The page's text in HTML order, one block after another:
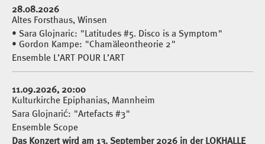
28.08.2026
Altes Forsthaus, Winsen
• Sara Glojnaric: "Latitudes #5. Disco is a Symptom"
• Gordon Kampe: "Chamäleontheorie 2"
Ensemble L’ART POUR L’ART
11.09.2026, 20:00
Kulturkirche Epiphanias, Mannheim
Sara Glojnarić: "Artefacts #3"
Ensemble Scope
Das Konzert wird am 13. September 2026 in der LOKHALLE